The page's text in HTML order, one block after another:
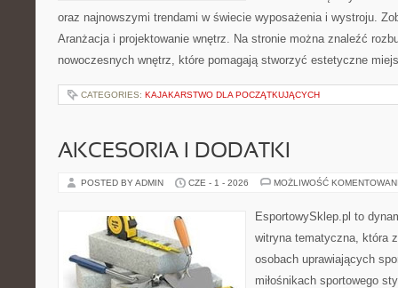
oraz najnowszymi trendami w świecie wyposażenia i wystroju.
Aranżacja i projektowanie wnętrz. Na stronie można znaleźć
nowoczesnych wnętrz, które pomagają stworzyć estetyczne
CATEGORIES: KAJAKARSTWO DLA POCZĄTKUJĄCYCH
AKCESORIA I DODATKI
POSTED BY ADMIN CZE - 1 - 2026 MOŻLIWOŚĆ
EsportowySklep.pl to
witryna tematyczna, która
osobach uprawiających
miłośnikach sportowego